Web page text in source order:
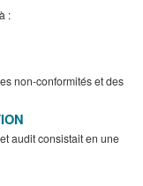
:
non-conformités et des
audit consistait en une